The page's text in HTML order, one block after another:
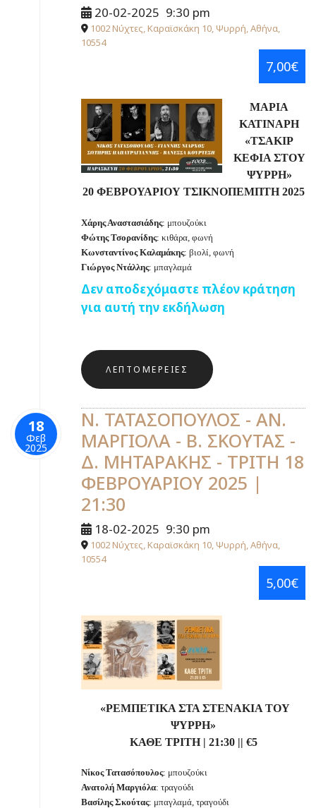
20-02-2025 9:30 pm
1002 Νύχτες, Καραϊσκάκη 10, Ψυρρή, Αθήνα,
10554
7,00€
ΜΑΡΙΑ
ΚΑΤΙΝΑΡΗ
«ΤΣΑΚΙΡ
ΚΕΦΙΑ ΣΤΟΥ
ΨΥΡΡΗ»
20 ΦΕΒΡΟΥΑΡΙΟΥ ΤΣΙΚΝΟΠΕΜΠΤΗ 2025
Χάρης Αναστασιάδης: μπουζούκι
Φώτης Τσορανίδης: κιθάρα, φωνή
Κωνσταντίνος Καλαμάκης: βιολί, φωνή
Γιώργος Ντάλλης: μπαγλαμά
Δεν αποδεχόμαστε πλέον κράτηση
για αυτή την εκδήλωση
ΛΕΠΤΟΜΈΡΕΙΕΣ
18
Φεβ
2025
Ν. ΤΑΤΑΣΟΠΟΥΛΟΣ - ΑΝ.
ΜΑΡΓΙΟΛΑ - Β. ΣΚΟΥΤΑΣ -
Δ. ΜΗΤΑΡΑΚΗΣ - ΤΡΙΤΗ 18
ΦΕΒΡΟΥΑΡΙΟΥ 2025 |
21:30
18-02-2025 9:30 pm
1002 Νύχτες, Καραϊσκάκη 10, Ψυρρή, Αθήνα,
10554
5,00€
«ΡΕΜΠΕΤΙΚΑ ΣΤΑ ΣΤΕΝΑΚΙΑ ΤΟΥ
ΨΥΡΡΗ»
ΚΑΘΕ ΤΡΙΤΗ | 21:30 || €5
Νίκος Τατασόπουλος: μπουζούκι
Ανατολή Μαργιόλα: τραγούδι
Βασίλης Σκούτας: μπαγλαμά, τραγούδι